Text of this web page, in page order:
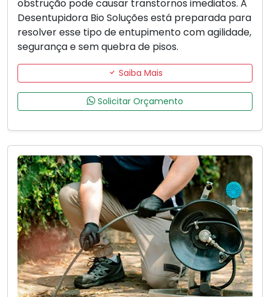
obstrução pode causar transtornos imediatos. A
Desentupidora Bio Soluções está preparada para
resolver esse tipo de entupimento com agilidade,
segurança e sem quebra de pisos.
Saiba Mais
Solicitar Orçamento